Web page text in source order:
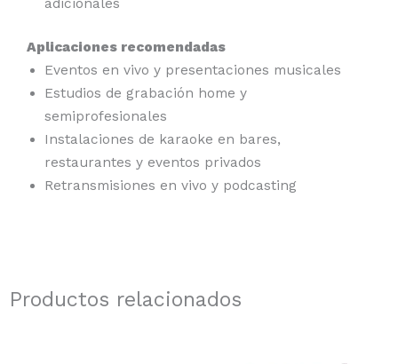
adicionales
Aplicaciones recomendadas
Eventos en vivo y presentaciones musicales
Estudios de grabación home y
semiprofesionales
Instalaciones de karaoke en bares,
restaurantes y eventos privados
Retransmisiones en vivo y podcasting
Productos relacionados